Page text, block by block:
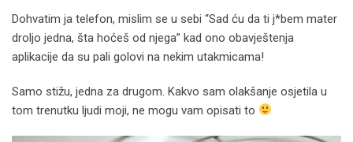
Dohvatim ja telefon, mislim se u sebi “Sad ću da ti j*bem mater
droljo jedna, šta hoćeš od njega” kad ono obavještenja
aplikacije da su pali golovi na nekim utakmicama!
Samo stižu, jedna za drugom. Kakvo sam olakšanje osjetila u
tom trenutku ljudi moji, ne mogu vam opisati to